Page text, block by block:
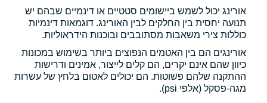
אורינג יכול לשמש ביישומים סטטיים או דינמיים שבהם יש
תנועה יחסית בין החלקים לבין האורינג. דוגמאות דינמיות
כוללות צירי משאבות מסתובבים ובוכנות הידראוליות.
אורינגים הם בין האטמים הנפוצים ביותר בשימוש במכונות
כיוון שהם אינם יקרים, הם קלים לייצור, אמינים ודרישות
ההתקנה שלהם פשוטות. הם יכולים לאטום בלחץ של עשרות
מגה-פסקל (אלפי psi).